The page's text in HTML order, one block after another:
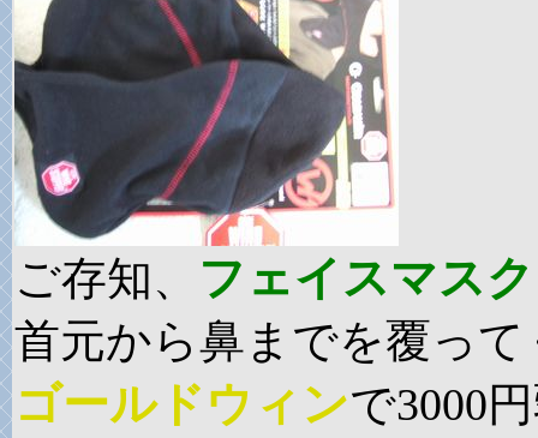
ご存知、 フェイスマスク
首元から鼻までを覆っ
ゴールドウィンで3000